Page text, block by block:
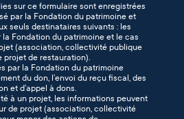
sur ce formulaire sont enregistrées
par la Fondation du patrimoine et
seuls destinataires suivants : les
Fondation du patrimoine et le cas
(association, collectivité publique
projet de restauration).
par la Fondation du patrimoine
du don, l’envoi du reçu fiscal, des
et d’appel à dons.
à un projet, les informations peuvent
de projet (association, collectivité